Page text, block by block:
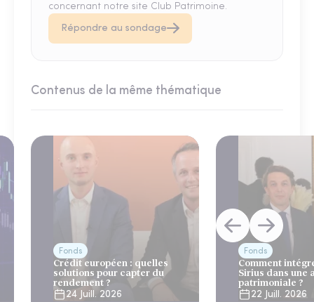
concernant notre site Club Patrimoine.
Répondre au sondage
Contenus de la même thématique
Fonds
Crédit européen : quelles
solutions pour capter du
rendement ?
24 Juill. 2026
Fonds
Comment
Sirius dans une
patrimoniale ?
22 Juill. 2026